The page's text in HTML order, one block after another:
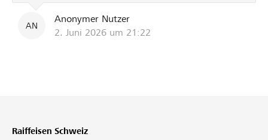
AN
Anonymer Nutzer
2. Juni 2026 um 21:22
Raiffeisen Schweiz